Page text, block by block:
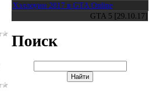
Хэллоуин 2017 в GTA Online
GTA 5 [29.10.17]
Поиск